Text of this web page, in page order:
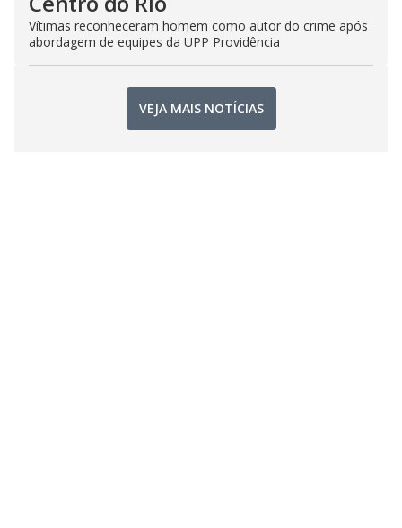
Vítimas reconheceram homem como autor do crime após
abordagem de equipes da UPP Providência
VEJA MAIS NOTÍCIAS